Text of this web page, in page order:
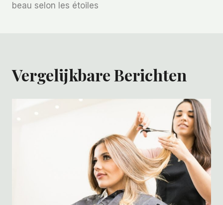
beau selon les étoiles
Vergelijkbare Berichten